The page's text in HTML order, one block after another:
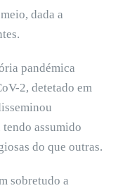
dada a
pandémica
2, detetado em
assumido
do que outras.
sobretudo a